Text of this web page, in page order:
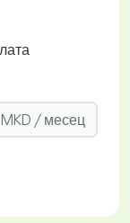
MKD / месец